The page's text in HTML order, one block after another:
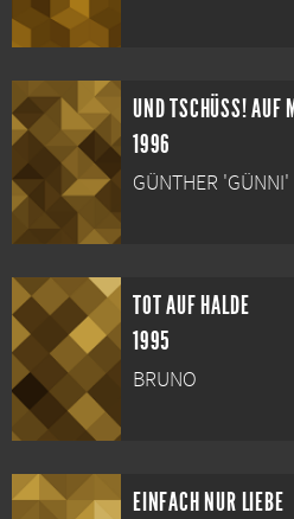
UND TSCHÜSS! AUF
1996
GÜNTHER
TOT AUF HALDE
1995
BRUNO
EINFACH NUR LIEBE